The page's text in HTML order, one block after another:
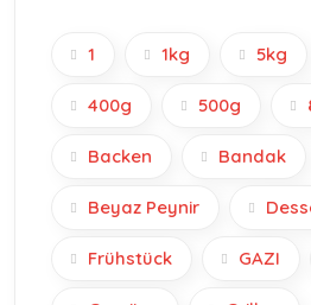
1 1kg 5kg
400g 500g
Backen Bandak
Beyaz Peynir
Frühstück GAZI